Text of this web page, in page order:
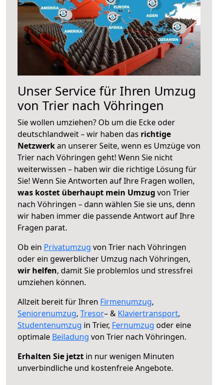
Unser Service für Ihren Umzug
von Trier nach Vöhringen
Sie wollen umziehen? Ob um die Ecke oder
deutschlandweit – wir haben das richtige
Netzwerkan unserer Seite, wenn es Umzüge von
Trier nach Vöhringen geht! Wenn Sie nicht
weiterwissen – haben wir die richtige Lösung für
Sie! Wenn Sie Antworten auf Ihre Fragen wollen,
was kostet überhaupt mein Umzug von Trier
nach Vöhringen – dann wählen Sie sie uns, denn
wir haben immer die passende Antwort auf Ihre
Fragen parat.
Ob ein Privatumzug von Trier nach Vöhringen
oder ein gewerblicher Umzug nach Vöhringen,
wir helfen, damit Sie problemlos und stressfrei
umziehen können.
Allzeit bereit für Ihren Firmenumzug,
Seniorenumzug, Tresor– & Klaviertransport,
Studentenumzug in Trier, Fernumzug oder eine
optimale Beiladung von Trier nach Vöhringen.
Erhalten Sie jetzt in nur wenigen Minuten
unverbindliche und kostenfreie Angebote.